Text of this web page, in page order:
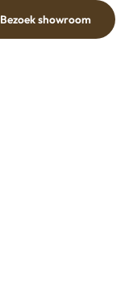
Bezoek showroom